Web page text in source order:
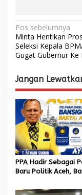
N
a
v
i
g
a
s
i
p
o
s
Pos sebelumnya
Minta Hentikan
Seleksi Kepala
Gugat Gubernur Ke
Jangan
PPA Hadir Sebagai
Baru Politik Aceh,
Internasional untuk